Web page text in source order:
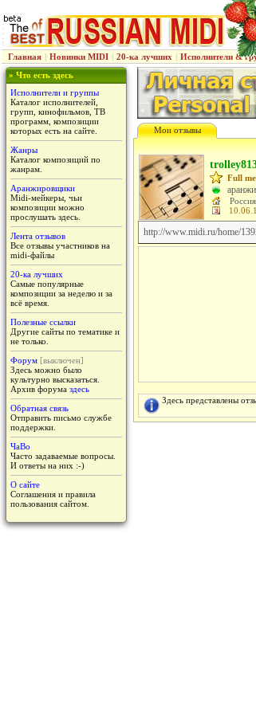
Главная | Новинки MIDI | 20-ка лучших | Исполнители &
» Что есть здесь
Исполнители и группы
Каталог исполнителей,
групп, кинофильмов, ТВ
программ, композиции
которых есть на сайте.
Жанры
Каталог композиций по
жанрам.
Аранжировщики
Midi-мейкеры, чьи
композиции можно
прослушать здесь.
Лента отзывов
Все отзывы участников на
midi-файлы
20-ка лучших
Самые популярные
композиции за неделю и за
всё время.
Полезные ссылки
Другие сайты по тематике и
не только.
Форум [выключен]
Здесь можно было
культурно высказаться.
Архив форума здесь
Обратная связь
Отправить письмо службе
поддержки.
ЧаВо
Часто задаваемые вопросы.
И ответы на них :-)
О сайте
Соглашения и правила
пользования сайтом.
Мои отзывы
Full
http://www.midi.ru/home/
Здесь представлены